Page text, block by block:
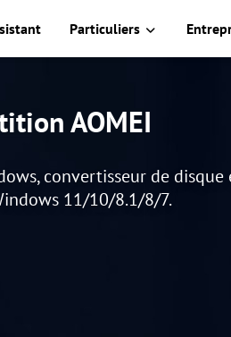
Particuliers
AOMEI
convertisseur de
11/10/8.1/8/7.